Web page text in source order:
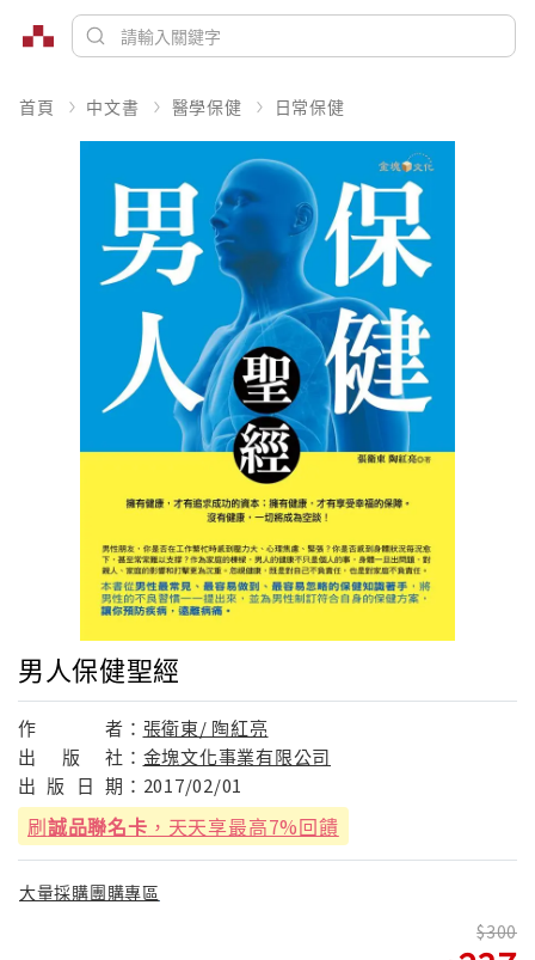
首頁 中文書 醫學保健 日常保健
男人保健聖經
作 者： 張衛東/ 陶紅亮
出
版 社： 金塊文化事業有限公司
出 版 日 期： 2017/02/01
刷誠品聯名卡 ，天天享最高7%回饋
大量採購團購專區
300